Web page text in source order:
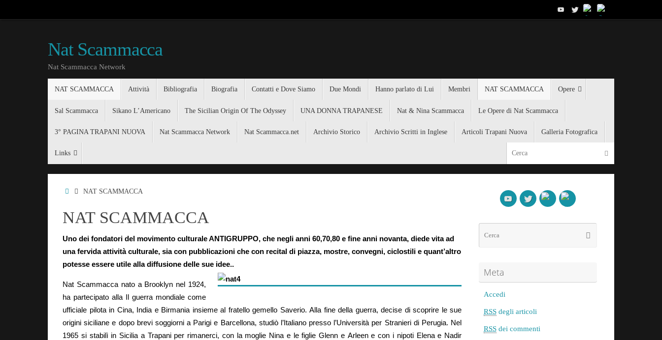
Nat Scammacca
Nat Scammacca Network
NAT SCAMMACCA Attività Bibliografia Biografia Contatti e Dove Siamo Due Mondi Hanno parlato di Lui Membri NAT SCAMMACCA Opere
Sal Scammacca Sikano L’Americano The Sicilian Origin Of The Odyssey UNA DONNA TRAPANESE Nat & Nina Scammacca Le Opere di Nat Scammacca
3° PAGINA TRAPANI NUOVA Nat Scammacca Network Nat Scammacca.net Archivio Storico Archivio Scritti in Inglese Articoli Trapani Nuova Galleria Fotografica
Links
NAT SCAMMACCA
NAT SCAMMACCA
Uno dei fondatori del movimento culturale ANTIGRUPPO, che negli anni 60,70,80 e fine anni novanta, diede vita ad
una fervida attività culturale, sia con pubblicazioni che con recital di piazza, mostre, convegni, ciclostili e quant’altro
potesse essere utile alla diffusione delle sue idee..
Nat Scammacca nato a Brooklyn nel 1924,
ha partecipato alla Il guerra mondiale come
ufficiale pilota in Cina, India e Birmania insieme al fratello gemello Saverio. Alla fine della guerra, decise di scoprire le sue
origini siciliane e dopo brevi soggiorni a Parigi e Barcellona, studiò l’Italiano presso l’Università per Stranieri di Perugia. Nel
1965 si stabilì in Sicilia a Trapani per rimanerci, con la moglie Nina e le figlie Glenn e Arleen e con i nipoti Elena e Nadir
Meta
Accedi
RSS degli articoli
RSS dei commenti